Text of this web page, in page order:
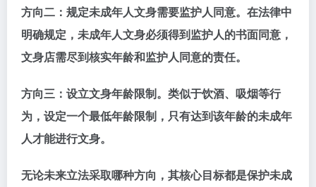
方向二： 规定未成年人文身需要监护人同意。在法律中
明确规定，未成年人文身必须得到监护人的书面同意，
文身店需尽到核实年龄和监护人同意的责任。
方向三： 设立文身年龄限制。类似于饮酒、吸烟等行
为，设定一个最低年龄限制，只有达到该年龄的未成年
人才能进行文身。
无论未来立法采取哪种方向，其核心目标都是保护未成